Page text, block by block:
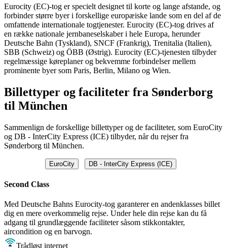
Eurocity (EC)-tog er specielt designet til korte og lange afstande, og
forbinder større byer i forskellige europæiske lande som en del af de
omfattende internationale togtjenester. Eurocity (EC)-tog drives af
en række nationale jernbaneselskaber i hele Europa, herunder
Deutsche Bahn (Tyskland), SNCF (Frankrig), Trenitalia (Italien),
SBB (Schweiz) og ÖBB (Østrig). Eurocity (EC)-tjenesten tilbyder
regelmæssige køreplaner og bekvemme forbindelser mellem
prominente byer som Paris, Berlin, Milano og Wien.
Billettyper og faciliteter fra Sønderborg
til München
Sammenlign de forskellige billettyper og de faciliteter, som EuroCity
og DB - InterCity Express (ICE) tilbyder, når du rejser fra
Sønderborg til München.
EuroCity DB - InterCity Express (ICE)
Second Class
Med Deutsche Bahns Eurocity-tog garanterer en andenklasses billet
dig en mere overkommelig rejse. Under hele din rejse kan du få
adgang til grundlæggende faciliteter såsom stikkontakter,
aircondition og en barvogn.
Trådløst internet